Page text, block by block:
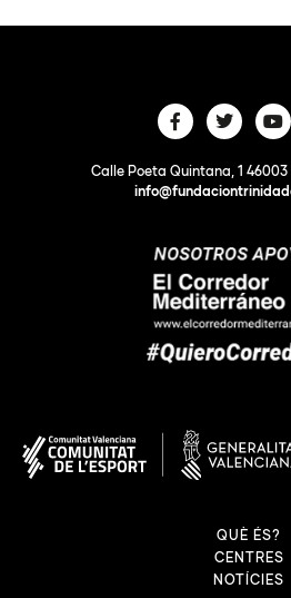
Calle Poeta Quintana, 1
QUÈ ÉS?
CENTRES
NOTÍCIES